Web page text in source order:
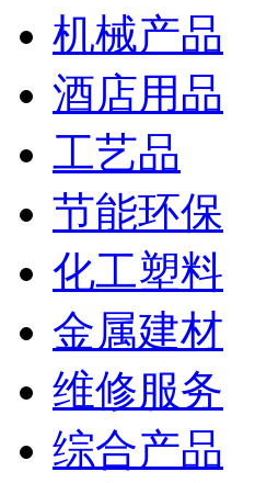
机械产品
酒店用品
工艺品
节能环保
化工塑料
金属建材
维修服务
综合产品